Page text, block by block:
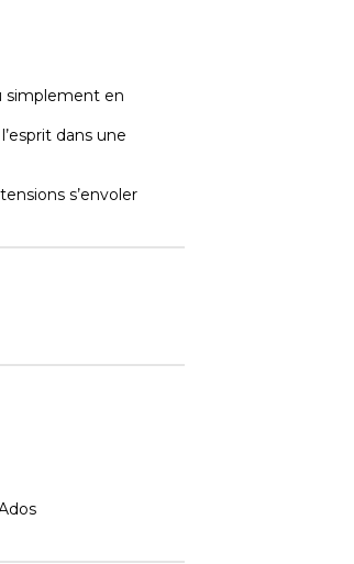
simplement en
dans une
s’envoler